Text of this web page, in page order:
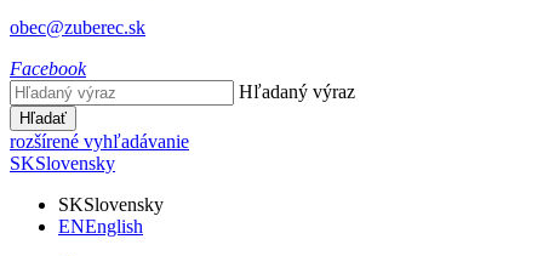
obec@zuberec.sk
Facebook
Hľadaný výraz
Hľadať
rozšírené vyhľadávanie
SKSlovensky
SKSlovensky
ENEnglish